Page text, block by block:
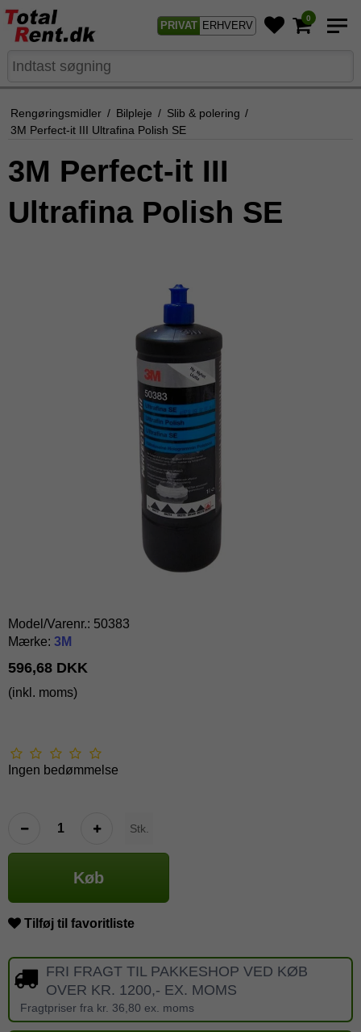
PRIVAT ERHVERV
0
Rengøringsmidler / Bilpleje / Slib & polering /
3M Perfect-it III Ultrafina Polish SE
3M Perfect-it III
Ultrafina Polish SE
Model/Varenr.: 50383
Mærke: 3M
596,68 DKK
(inkl. moms)
Ingen bedømmelse
Stk.
Køb
Tilføj til favoritliste
FRI FRAGT TIL PAKKESHOP VED KØB
OVER KR. 1200,- EX. MOMS
Fragtpriser fra kr. 36,80 ex. moms